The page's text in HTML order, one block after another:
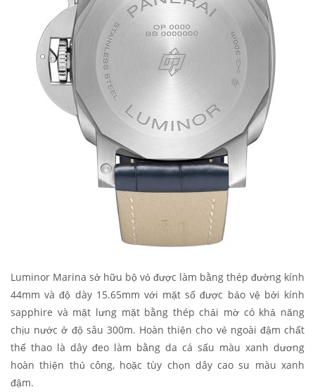
Luminor Marina sở hữu bộ vỏ được làm bằng thép đường kính
44mm và độ dày 15.65mm với mặt số được bảo vệ bởi kính
sapphire và mặt lưng mặt bằng thép chải mờ có khả năng
chịu nước ở độ sâu 300m. Hoàn thiện cho vẻ ngoài đậm chất
thể thao là dây đeo làm bằng da cá sấu màu xanh dương
hoàn thiện thủ công, hoặc tùy chọn dây cao su màu xanh
đậm.